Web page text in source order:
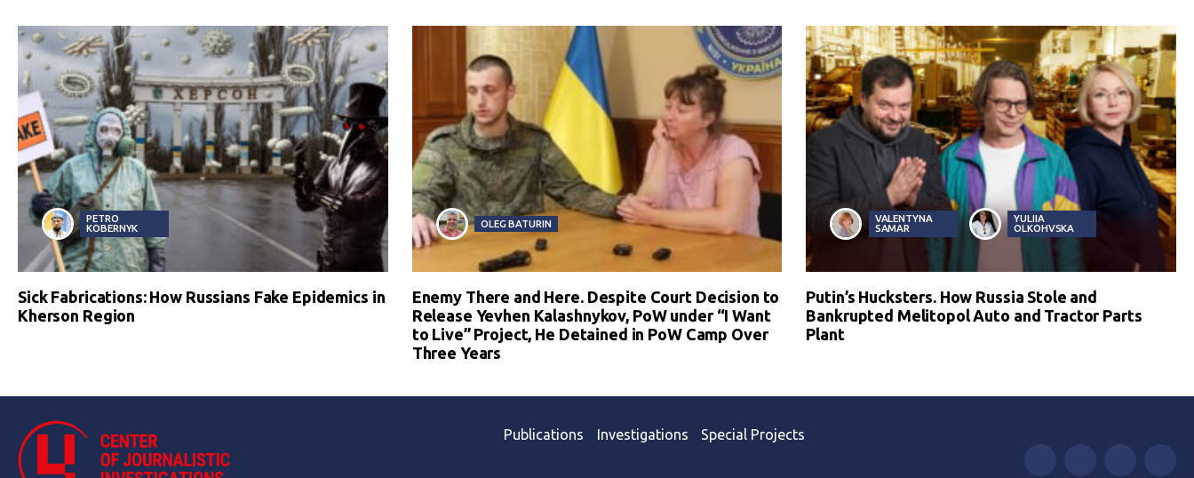
PETRO
KOBERNYK
Sick Fabrications: How Russians Fake Epidemics in
Kherson Region
OLEG BATURIN
Enemy There and Here. Despite Court Decision to
Release Yevhen Kalashnykov, PoW under “I Want
to Live” Project, He Detained in PoW Camp Over
Three Years
VALENTYNA
SAMAR
YULIIA
OLKOHVSKA
Putin’s Hucksters. How Russia Stole and
Bankrupted Melitopol Auto and Tractor Parts
Plant
Publications Investigations Special Projects